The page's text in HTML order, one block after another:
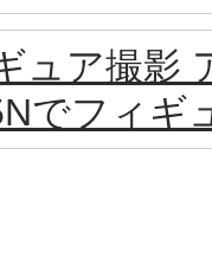
ュア撮影
でフィギ